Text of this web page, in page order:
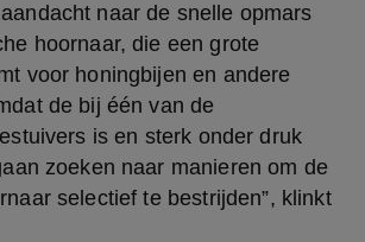
naar de snelle opmars
hoornaar, die een grote
voor honingbijen en andere
de bij één van de
is en sterk onder druk
zoeken naar manieren om de
selectief te bestrijden”, klinkt